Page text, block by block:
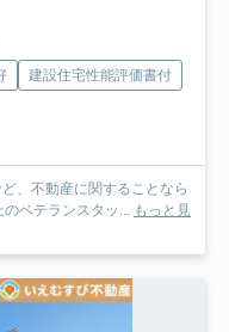
建設住宅性能評価書付
、不動産に関することなら
ベテランスタッ...
もっと見